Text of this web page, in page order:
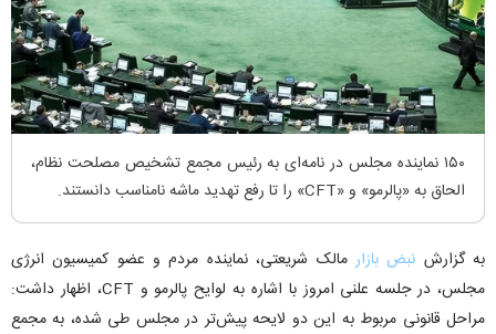
۱۵۰ نماینده مجلس در نامه‌ای به رئیس مجمع تشخیص مصلحت نظام،
الحاق به «پالرمو» و «CFT» را تا رفع تهدید ماشه نامناسب دانستند.
به گزارش نبض بازارمالک شریعتی، نماینده مردم و عضو کمیسیون انرژی
مجلس، در جلسه علنی امروز با اشاره به لوایح پالرمو و CFT، اظهار داشت:
مراحل قانونی مربوط به این دو لایحه پیش‌تر در مجلس طی شده، به مجمع